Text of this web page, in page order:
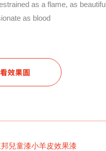
as a flame, as
as blood
效果圖
邦兒童漆小羊皮效果漆